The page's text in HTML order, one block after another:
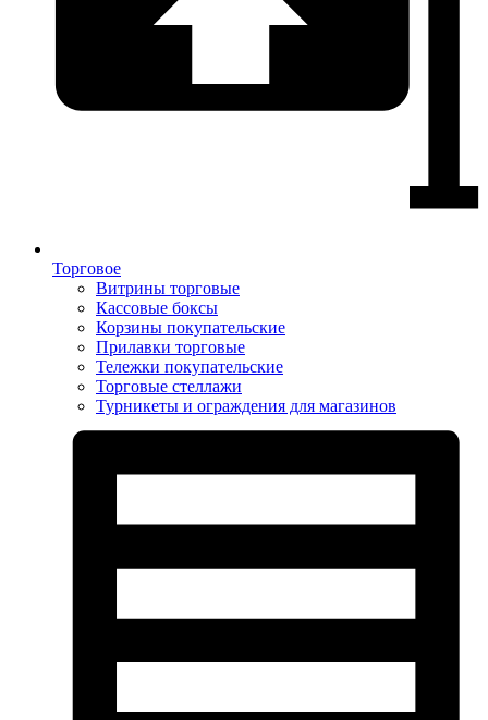
Торговое
Витрины торговые
Кассовые боксы
Корзины покупательские
Прилавки торговые
Тележки покупательские
Торговые стеллажи
Турникеты и ограждения для магазинов